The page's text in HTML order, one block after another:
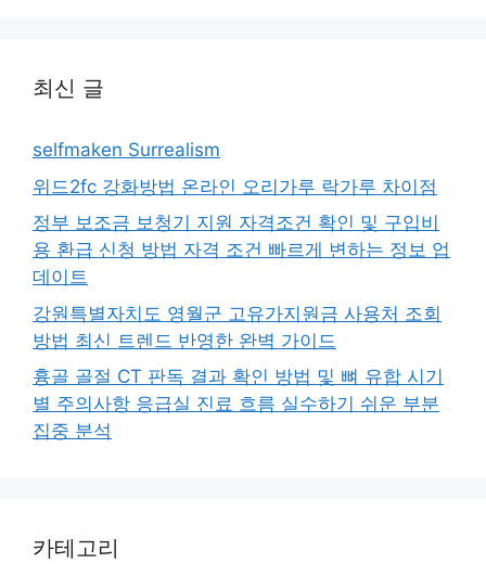
최신 글
selfmaken Surrealism
위드2fc 강화방법 온라인 오리가루 락가루 차이점
정부 보조금 보청기 지원 자격조건 확인 및 구입비
용 환급 신청 방법 자격 조건 빠르게 변하는 정보 업
데이트
강원특별자치도 영월군 고유가지원금 사용처 조회
방법 최신 트렌드 반영한 완벽 가이드
흉골 골절 CT 판독 결과 확인 방법 및 뼈 유합 시기
별 주의사항 응급실 진료 흐름 실수하기 쉬운 부분
집중 분석
카테고리